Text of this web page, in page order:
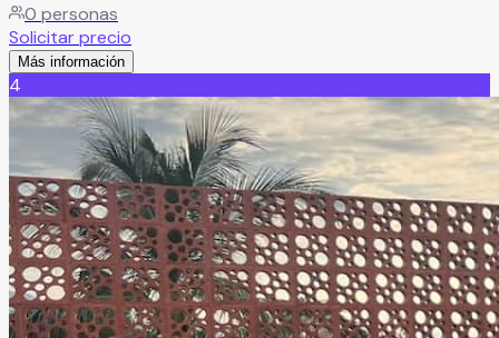
en crear experiencias inolvidables para los más pequeños,
ofrecemos decoración temática personalizada, música,
juegos inflables y áreas de entretenimiento diseñadas
para que cada celebración sea única y memorable.
Nuestro espacio es perfecto para cumpleaños,
convivencias, reuniones familiares y eventos infantiles,
brindando comodidad, diversión y atención personalizada
para que tanto niños como adultos disfruten al máximo
cada momento. Leer más
0 personas
Solicitar precio
Más información
4